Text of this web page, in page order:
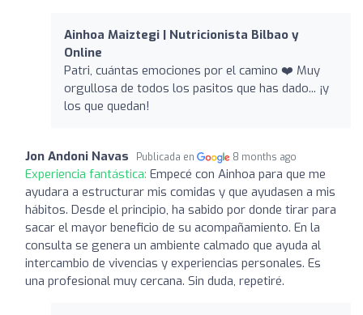
Ainhoa Maiztegi | Nutricionista Bilbao y
Online
Patri, cuántas emociones por el camino ❤️‍ Muy
orgullosa de todos los pasitos que has dado... ¡y
los que quedan!
Jon Andoni Navas Publicada en 8 months ago
Experiencia fantástica: Empecé con Ainhoa para que me
ayudara a estructurar mis comidas y que ayudasen a mis
hábitos. Desde el principio, ha sabido por donde tirar para
sacar el mayor beneficio de su acompañamiento. En la
consulta se genera un ambiente calmado que ayuda al
intercambio de vivencias y experiencias personales. Es
una profesional muy cercana. Sin duda, repetiré.